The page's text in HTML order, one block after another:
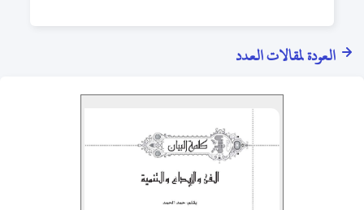
العودة لمقالات العدد